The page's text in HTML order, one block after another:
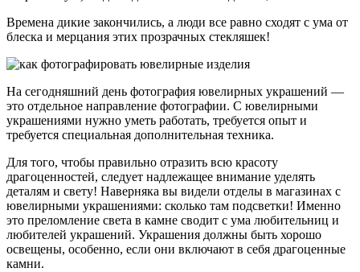
Времена дикие закончились, а люди все равно сходят с ума от
блеска и мерцания этих прозрачных стекляшек!
На сегодняшний день фотография ювелирных украшений —
это отдельное направление фотографии. С ювелирными
украшениями нужно уметь работать, требуется опыт и
требуется специальная дополнительная техника.
Для того, чтобы правильно отразить всю красоту
драгоценностей, следует надлежащее внимание уделять
деталям и свету! Наверняка вы видели отделы в магазинах с
ювелирными украшениями: сколько там подсветки! Именно
это преломление света в камне сводит с ума любительниц и
любителей украшений. Украшения должны быть хорошо
освещены, особенно, если они включают в себя драгоценные
камни.